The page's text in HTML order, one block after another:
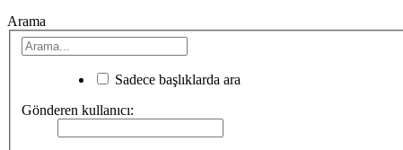
Arama
Sadece başlıklarda ara
Gönderen kullanıcı: